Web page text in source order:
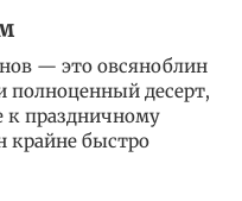
— это овсяноблин
полноценный десерт,
праздничному
крайне быстро